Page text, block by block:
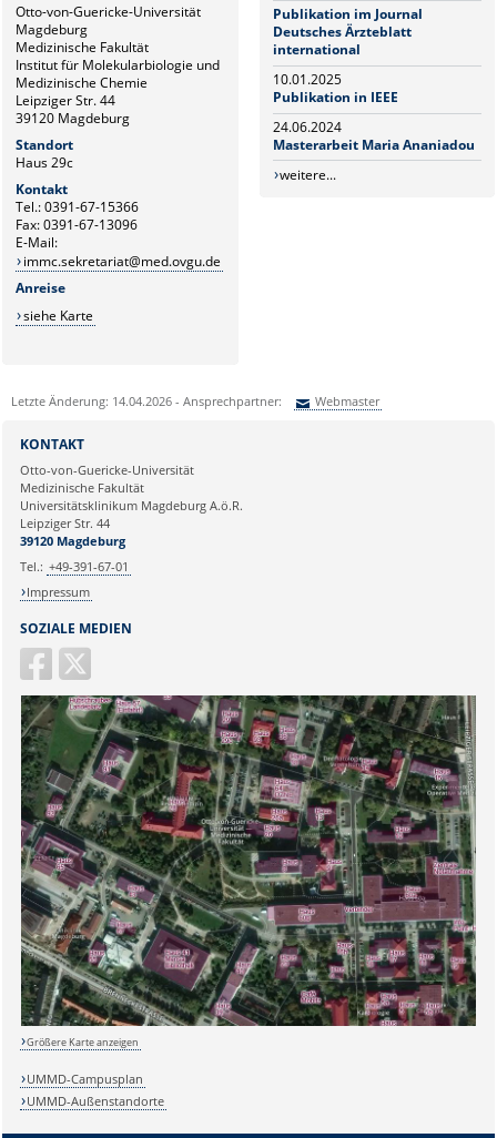
Otto-von-Guericke-Universität
Magdeburg
Medizinische Fakultät
Institut für Molekularbiologie und
Medizinische Chemie
Leipziger Str. 44
39120 Magdeburg
Standort
Haus 29c
Kontakt
Tel.: 0391-67-15366
Fax: 0391-67-13096
E-Mail:
immc.sekretariat@med.ovgu.de
Anreise
siehe Karte
Publikation im Journal
Deutsches Ärzteblatt
international
10.01.2025
Publikation in IEEE
24.06.2024
Masterarbeit Maria Ananiadou
weitere...
Letzte Änderung: 14.04.2026 - Ansprechpartner: Webmaster
Ihre E-Mailadresse:
Ihr Anliegen:
SOZIALE MEDIEN
KONTAKT
Otto-von-Guericke-Universität
Medizinische Fakultät
Universitätsklinikum Magdeburg A.ö.R.
Leipziger Str. 44
39120 Magdeburg
Tel.: +49-391-67-01
Impressum
Größere Karte anzeigen
UMMD-Campusplan
UMMD-Außenstandorte